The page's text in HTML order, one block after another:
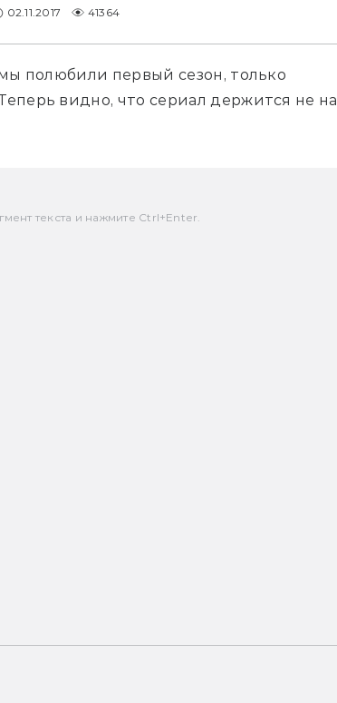
02.11.2017 41364
полюбили первый сезон, только
видно, что сериал держится не на
текста и нажмите Ctrl+Enter.